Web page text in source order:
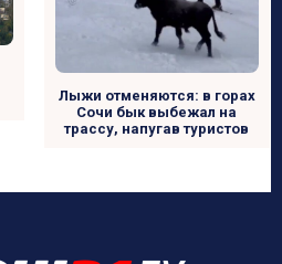
Лыжи отменяются: в горах
Сочи бык выбежал на
трассу, напугав туристов